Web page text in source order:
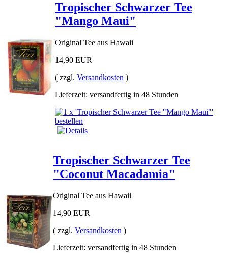
Tropischer Schwarzer Tee
"Mango Maui"
Original Tee aus Hawaii
14,90 EUR
( zzgl. Versandkosten )
Lieferzeit: versandfertig in 48 Stunden
Tropischer Schwarzer Tee
"Coconut Macadamia"
Original Tee aus Hawaii
14,90 EUR
( zzgl. Versandkosten )
Lieferzeit: versandfertig in 48 Stunden